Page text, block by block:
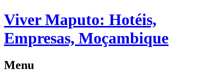
Viver Maputo: Hotéis,
Empresas, Moçambique
Menu